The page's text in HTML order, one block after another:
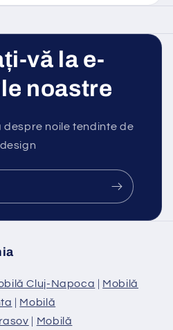
vă la e-
noastre
despre noile tendinte de
design
Cluj-Napoca | Mobilă
| Mobilă
| Mobilă